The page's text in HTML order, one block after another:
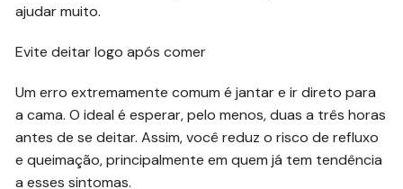
ajudar muito.
Evite deitar logo após comer
Um erro extremamente comum é jantar e ir direto para
a cama. O ideal é esperar, pelo menos, duas a três horas
antes de se deitar. Assim, você reduz o risco de refluxo
e queimação, principalmente em quem já tem tendência
a esses sintomas.